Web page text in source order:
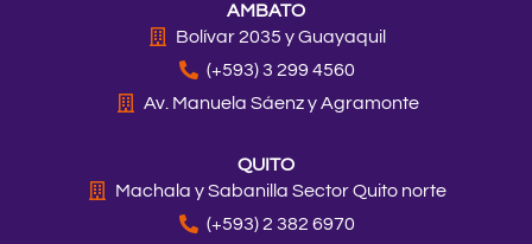
o
k
k
d
i
t
r
AMBATO
Bolívar 2035 y Guayaquil
(+593) 3 299 4560
Av. Manuela Sáenz y Agramonte
QUITO
Machala y Sabanilla Sector Quito norte
(+593) 2 382 6970